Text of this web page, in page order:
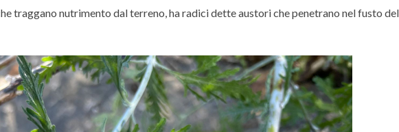
traggano nutrimento dal terreno, ha radici dette austori che penetrano nel fusto